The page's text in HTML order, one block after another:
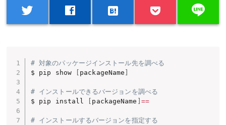
twitter facebook hatenabookmark line
# 対象のパッケージインストール先を調べる
$ pip show
packageName
# インストールできるバージョンを調べる
$ pip install
packageName ==
# インストールするバージョンを指定する